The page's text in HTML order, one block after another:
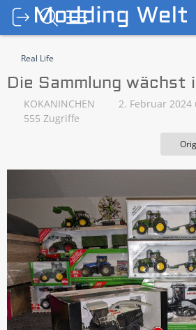
Real Life
Die Sammlung
KOKANINCHEN
2. Februar 2024
555 Zugriffe